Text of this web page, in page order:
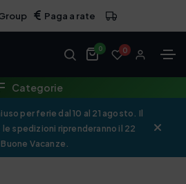
Paga a rate
0 0
Categorie
per ferie dal 10 al 21 agosto. Il
spedizioni riprenderanno il 22
Vacanze.